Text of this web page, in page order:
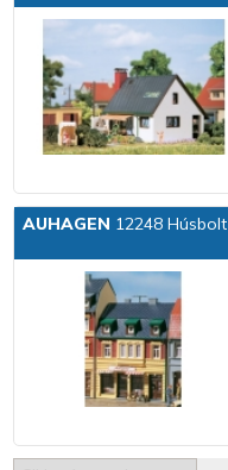
AUHAGEN 12248 Húsbolt